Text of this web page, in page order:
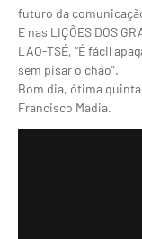
futuro da
E nas LIÇÕES DOS
LAO-TSÉ, “É fácil
sem pisar o chão”.
Bom dia, ótima quinta,
Francisco Madia.